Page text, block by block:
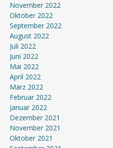
November 2022
Oktober 2022
September 2022
August 2022
Juli 2022
Juni 2022
Mai 2022
April 2022
März 2022
Februar 2022
Januar 2022
Dezember 2021
November 2021
Oktober 2021